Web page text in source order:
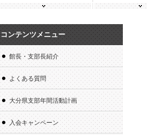
コンテンツメニュー
館長・支部長紹介
よくある質問
大分県支部年間活動計画
入会キャンペーン